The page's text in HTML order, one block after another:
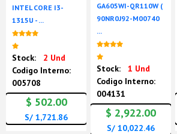
INTEL CORE I3-
1315U - ...
Stock:
2 Und
Codigo Interno:
005708
$ 502.00
S/ 1,721.86
GA605WI-QR110W (
90NR0J92-M00740
...
Stock:
1 Und
Codigo Interno:
004131
$ 2,922.00
S/ 10,022.46